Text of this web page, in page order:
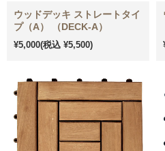
ウッドデッキ ストレートタイ
プ（A） （DECK-A）
¥5,000(税込 ¥5,500)